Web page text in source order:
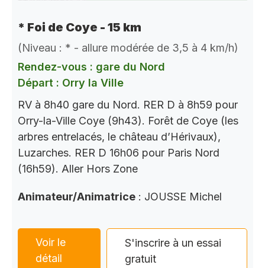
* Foi de Coye - 15 km
(Niveau : * - allure modérée de 3,5 à 4 km/h)
Rendez-vous : gare du Nord
Départ : Orry la Ville
RV à 8h40 gare du Nord. RER D à 8h59 pour
Orry-la-Ville Coye (9h43). Forêt de Coye (les
arbres entrelacés, le château d’Hérivaux),
Luzarches. RER D 16h06 pour Paris Nord
(16h59). Aller Hors Zone
Animateur/Animatrice : JOUSSE Michel
Voir le
détail
S'inscrire à un essai
gratuit